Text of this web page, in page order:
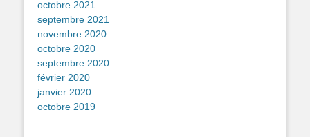
octobre 2021
septembre 2021
novembre 2020
octobre 2020
septembre 2020
février 2020
janvier 2020
octobre 2019